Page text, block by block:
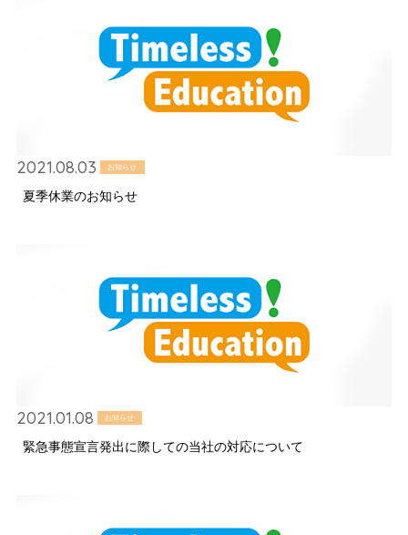
2021.08.03 お知らせ
夏季休業のお知らせ
2021.01.08 お知らせ
緊急事態宣言発出に際しての当社の対応について